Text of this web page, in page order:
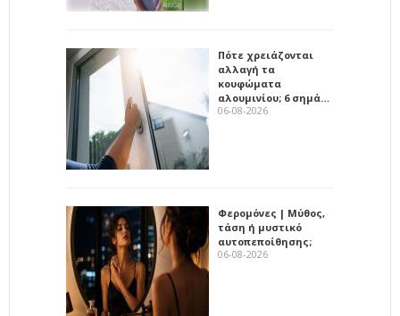
Πότε χρειάζονται
αλλαγή τα
κουφώματα
αλουμινίου; 6 σημά…
06-08-2026
Φερομόνες | Μύθος,
τάση ή μυστικό
αυτοπεποίθησης;
06-08-2026